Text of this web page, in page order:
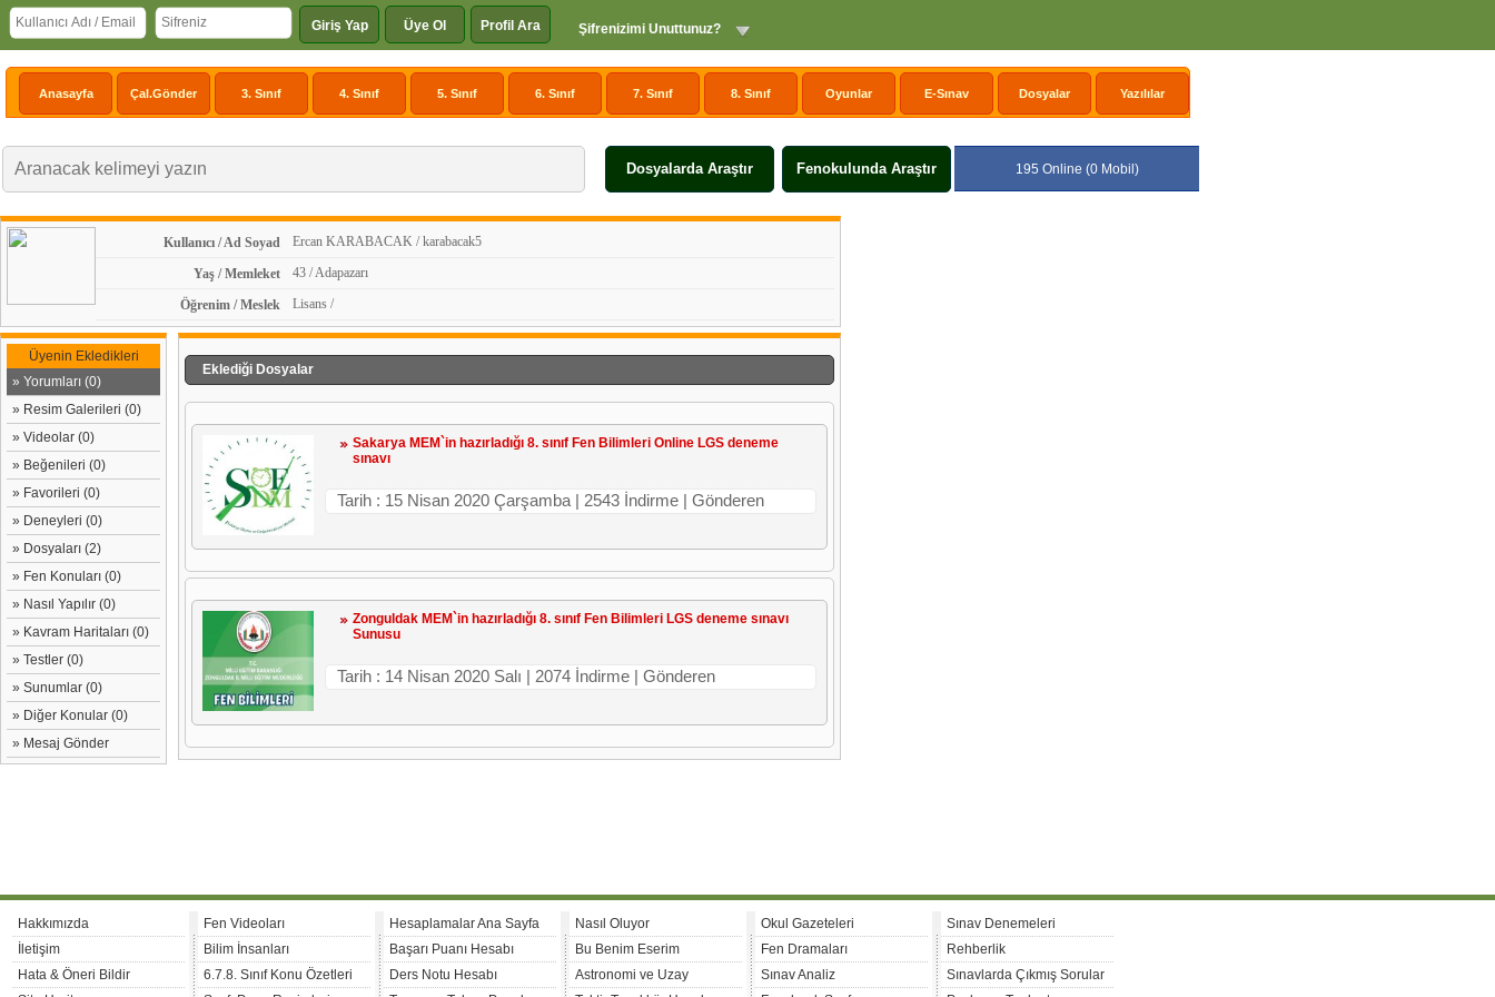
Giriş Yap Üye Ol Profil Ara Şifrenizimi Unuttunuz?
Anasayfa Çal.Gönder 3. Sınıf 4. Sınıf 5. Sınıf 6. Sınıf 7. Sınıf 8. Sınıf Oyunlar E-Sınav Dosyalar Yazılılar
Dosyalarda Araştır Fenokulunda Araştır 195 Online (0 Mobil)
Kullanıcı / Ad Soyad Ercan KARABACAK / karabacak5
Yaş / Memleket 43 / Adapazarı
Öğrenim / Meslek Lisans /
Üyenin Ekledikleri
» Yorumları (0)
» Resim Galerileri (0)
» Videolar (0)
» Beğenileri (0)
» Favorileri (0)
» Deneyleri (0)
» Dosyaları (2)
» Fen Konuları (0)
» Nasıl Yapılır (0)
» Kavram Haritaları (0)
» Testler (0)
» Sunumlar (0)
» Diğer Konular (0)
» Mesaj Gönder
Eklediği Dosyalar
Sakarya MEM`in hazırladığı 8. sınıf Fen Bilimleri Online LGS deneme
sınavı
Tarih : 15 Nisan 2020 Çarşamba | 2543 İndirme | Gönderen
Zonguldak MEM`in hazırladığı 8. sınıf Fen Bilimleri LGS deneme sınavı
Sunusu
Tarih : 14 Nisan 2020 Salı | 2074 İndirme | Gönderen
Hakkımızda
İletişim
Hata & Öneri Bildir
Fen Videoları
Bilim İnsanları
6.7.8. Sınıf Konu Özetleri
Hesaplamalar Ana Sayfa
Başarı Puanı Hesabı
Ders Notu Hesabı
Nasıl Oluyor
Bu Benim Eserim
Astronomi ve Uzay
Okul Gazeteleri
Fen Dramaları
Sınav Analiz
Sınav Denemeleri
Rehberlik
Sınavlarda Çıkmış Sorular